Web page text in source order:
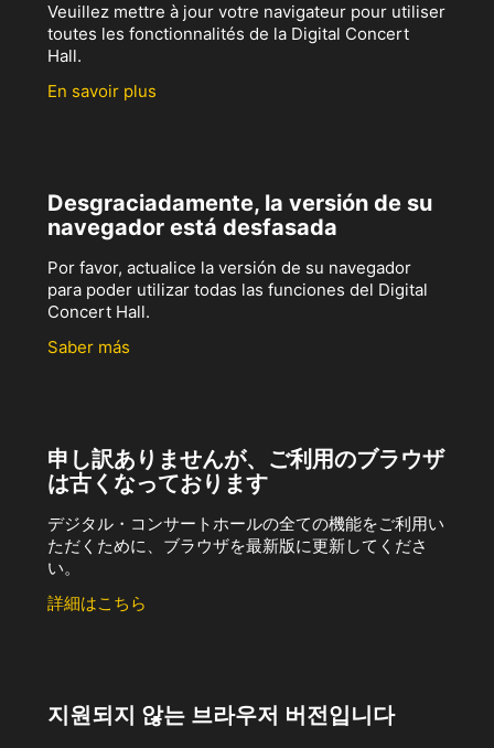
Veuillez mettre à jour votre navigateur pour utiliser
toutes les fonctionnalités de la Digital Concert
Hall.
En savoir plus
Desgraciadamente, la versión de su
navegador está desfasada
Por favor, actualice la versión de su navegador
para poder utilizar todas las funciones del Digital
Concert Hall.
Saber más
申し訳ありませんが、ご利用のブラウザ
は古くなっております
デジタル・コンサートホールの全ての機能をご利用い
ただくために、ブラウザを最新版に更新してくださ
い。
詳細はこちら
지원되지 않는 브라우저 버전입니다